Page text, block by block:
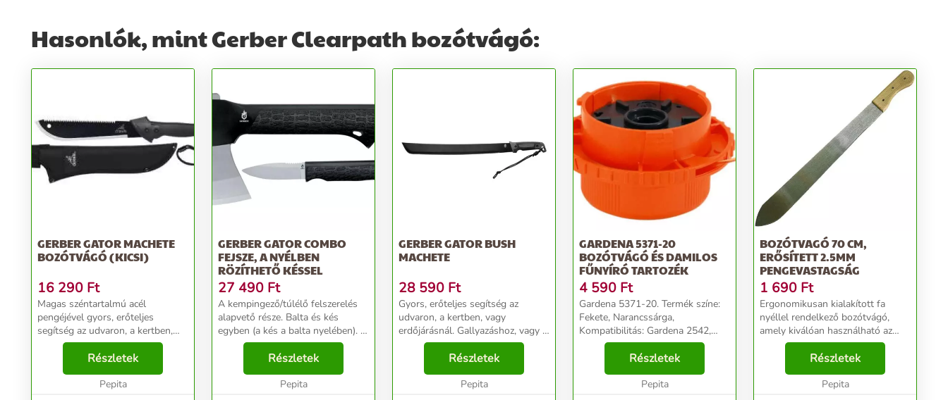
Hasonlók, mint Gerber Clearpath bozótvágó:
GERBER GATOR MACHETE
BOZÓTVÁGÓ (KICSI)
16 290 Ft
Magas széntartalmú acél
pengéjével gyors, erőteljes
segítség az udvaron, a kertben,
vagy erdőjárásnál. Gallyazáshoz,
vagy a gyorsan növekvő,
elburjánzott növényzet
megszelídítéséhez egyaránt
Részletek
Pepita
GERBER GATOR COMBO
FEJSZE, A NYÉLBEN
RÖZÍTHETŐ KÉSSEL
27 490 Ft
A kempingező/túlélő felszerelés
alapvető része. Balta és kés
egyben (a kés a balta nyelében). A
balta nyele nagy szilárdságú
mégis rugalmas üvegszálas
műanyag, csúszásgátló bevonattal
ellátva, kellően...
Részletek
Pepita
GERBER GATOR BUSH
MACHETE
28 590 Ft
Gyors, erőteljes segítség az
udvaron, a kertben, vagy
erdőjárásnál. Gallyazáshoz, vagy a
gyorsan növekvő, elburjánzott
növényzet megszelídítéséhez
egyaránt ideális. Kiválóan
alkalmas nagy területek me...
Részletek
Pepita
GARDENA 5371-20
BOZÓTVÁGÓ ÉS DAMILOS
FŰNYÍRÓ TARTOZÉK
4 590 Ft
Gardena 5371-20. Termék színe:
Fekete, Narancssárga,
Kompatibilitás: Gardena 2542,
2544, 2550, 2555, 2545/2546.
Mennyiség csomagonként: 1 dB...
Részletek
Pepita
BOZÓTVAGÓ 70 CM,
ERŐSÍTETT 2.5MM
PENGEVASTAGSÁG
1 690 Ft
Ergonomikusan kialakított fa
nyéllel rendelkező bozótvágó,
amely kiválóan használható az
elburjánzott élő bozót irtására,
pengevastagság: 2,5 mm -
Anyaga: kovácso...
Részletek
Pepita